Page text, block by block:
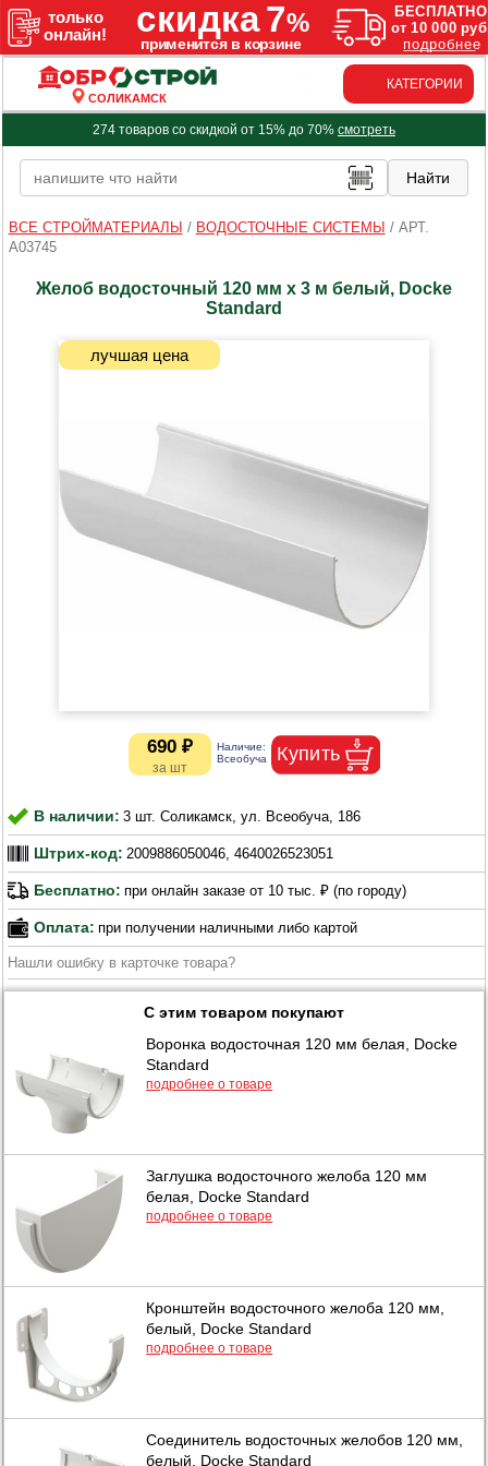
СОЛИКАМСК
КАТЕГОРИИ
274 товаров со скидкой от 15% до 70% смотреть
ВСЕ СТРОЙМАТЕРИАЛЫ / ВОДОСТОЧНЫЕ СИСТЕМЫ / АРТ.
A03745
Желоб водосточный 120 мм х 3 м белый, Docke
Standard
690 ₽
В наличии: 3 шт. Соликамск, ул. Всеобуча, 186
Штрих-код: 2009886050046, 4640026523051
Бесплатно: при онлайн заказе от 10 тыс. ₽ (по городу)
Оплата: при получении наличными либо картой
Нашли ошибку в карточке товара?
С этим товаром покупают
Воронка водосточная 120 мм белая, Docke
Standard
подробнее о товаре
Заглушка водосточного желоба 120 мм
белая, Docke Standard
подробнее о товаре
Кронштейн водосточного желоба 120 мм,
белый, Docke Standard
подробнее о товаре
Соединитель водосточных желобов 120 мм,
белый, Docke Standard